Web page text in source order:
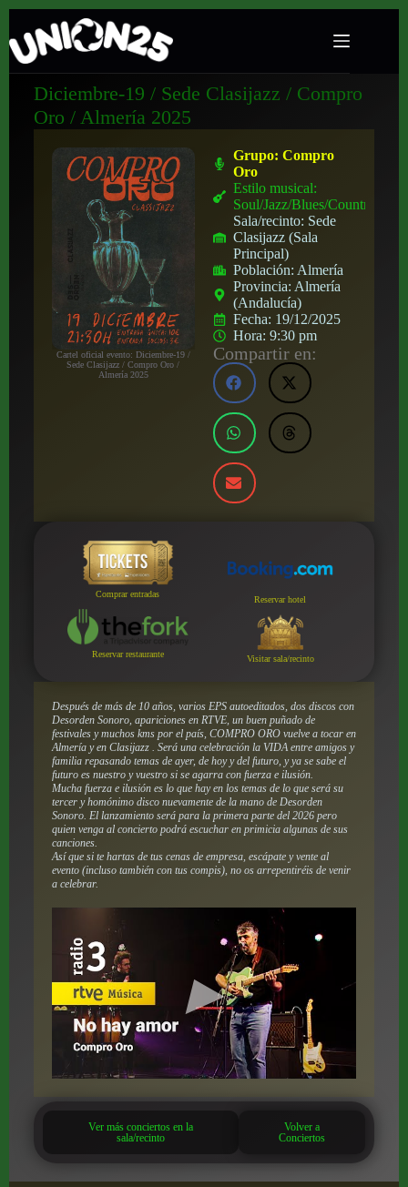
Diciembre-19 / Sede Clasijazz / Compro
Oro / Almería 2025
Cartel oficial evento: Diciembre-19 /
Sede Clasijazz / Compro Oro /
Almería 2025
Grupo:Compro
Oro
Estilo musical:
Soul/Jazz/Blues/Country
Sala/recinto: Sede
Clasijazz (Sala
Principal)
Población: Almería
Provincia: Almería
(Andalucía)
Fecha: 19/12/2025
Hora:9:30 pm
Compartir en:
Comprar entradas
Reservar hotel
Reservar restaurante Visitar sala/recinto
Después de más de 10 años, varios EPS autoeditados, dos discos con
Desorden Sonoro, apariciones en RTVE, un buen puñado de
festivales y muchos kms por el país, COMPRO ORO vuelve a tocar en
Almería y en Clasijazz . Será una celebración la VIDA entre amigos y
familia repasando temas de ayer, de hoy y del futuro, y ya se sabe el
futuro es nuestro y vuestro si se agarra con fuerza e ilusión.
Mucha fuerza e ilusión es lo que hay en los temas de lo que será su
tercer y homónimo disco nuevamente de la mano de Desorden
Sonoro. El lanzamiento será para la primera parte del 2026 pero
quien venga al concierto podrá escuchar en primicia algunas de sus
canciones.
Así que si te hartas de tus cenas de empresa, escápate y vente al
evento (incluso también con tus compis), no os arrepentiréis de venir
a celebrar.
Ver más conciertos en la
sala/recinto
Volver a
Conciertos